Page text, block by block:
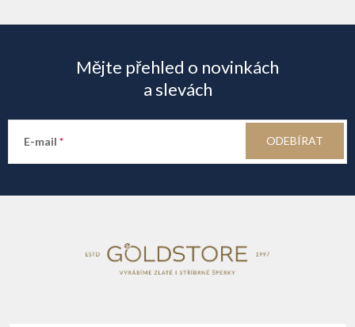
a
t
Mějte přehled o novinkách
a slevách
E-mail ODEBÍRAT